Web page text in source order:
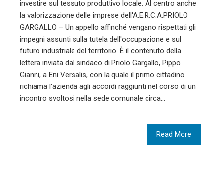
investire sul tessuto produttivo locale. Al centro anche
la valorizzazione delle imprese dell'A.E.R.C.A.PRIOLO
GARGALLO – Un appello affinché vengano rispettati gli
impegni assunti sulla tutela dell'occupazione e sul
futuro industriale del territorio. È il contenuto della
lettera inviata dal sindaco di Priolo Gargallo, Pippo
Gianni, a Eni Versalis, con la quale il primo cittadino
richiama l'azienda agli accordi raggiunti nel corso di un
incontro svoltosi nella sede comunale circa…
Read More